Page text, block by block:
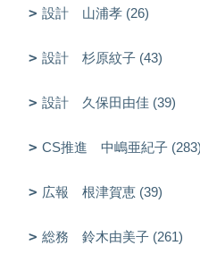
設計 山浦孝 (26)
設計 杉原紋子 (43)
設計 久保田由佳 (39)
CS推進 中嶋亜紀子 (283)
広報 根津賀恵 (39)
総務 鈴木由美子 (261)